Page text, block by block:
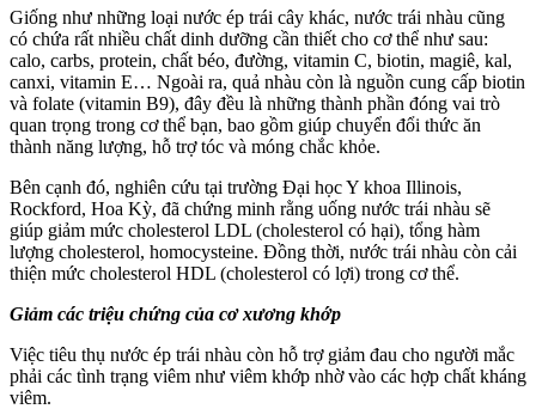
Giống như những loại nước ép trái cây khác, nước trái nhàu cũng
có chứa rất nhiều chất dinh dưỡng cần thiết cho cơ thể như sau:
calo, carbs, protein, chất béo, đường, vitamin C, biotin, magiê, kal,
canxi, vitamin E… Ngoài ra, quả nhàu còn là nguồn cung cấp biotin
và folate (vitamin B9), đây đều là những thành phần đóng vai trò
quan trọng trong cơ thể bạn, bao gồm giúp chuyển đổi thức ăn
thành năng lượng, hỗ trợ tóc và móng chắc khỏe.
Bên cạnh đó, nghiên cứu tại trường Đại học Y khoa Illinois,
Rockford, Hoa Kỳ, đã chứng minh rằng uống nước trái nhàu sẽ
giúp giảm mức cholesterol LDL (cholesterol có hại), tổng hàm
lượng cholesterol, homocysteine. Đồng thời, nước trái nhàu còn cải
thiện mức cholesterol HDL (cholesterol có lợi) trong cơ thể.
Giảm các triệu chứng của cơ xương khớp
Việc tiêu thụ nước ép trái nhàu còn hỗ trợ giảm đau cho người mắc
phải các tình trạng viêm như viêm khớp nhờ vào các hợp chất kháng
viêm.